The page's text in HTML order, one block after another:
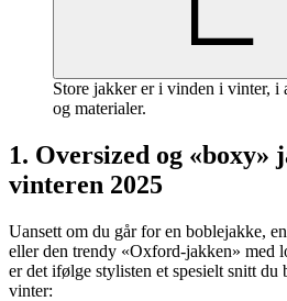
Store jakker er i vinden i vinter, i
og materialer.
1. Oversized og
vinteren 2025
Uansett om du går for en boblejakke,
eller den trendy «Oxford-jakken» med
er det ifølge stylisten et spesielt snitt du
vinter: